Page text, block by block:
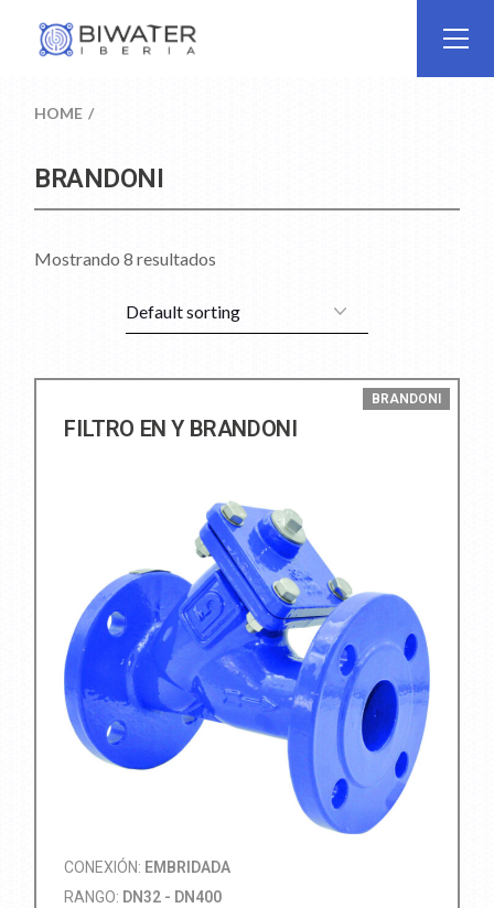
HOME
BRANDONI
Mostrando 8 resultados
FILTRO EN Y BRANDONI
BRANDONI
CONEXIÓN: EMBRIDADA
RANGO: DN32 - DN400